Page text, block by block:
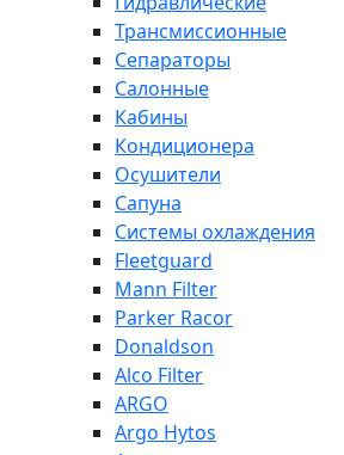
Трансмиссионные
Сепараторы
Салонные
Кабины
Кондиционера
Осушители
Сапуна
Системы охлаждения
Fleetguard
Mann Filter
Parker Racor
Donaldson
Alco Filter
ARGO
Argo Hytos